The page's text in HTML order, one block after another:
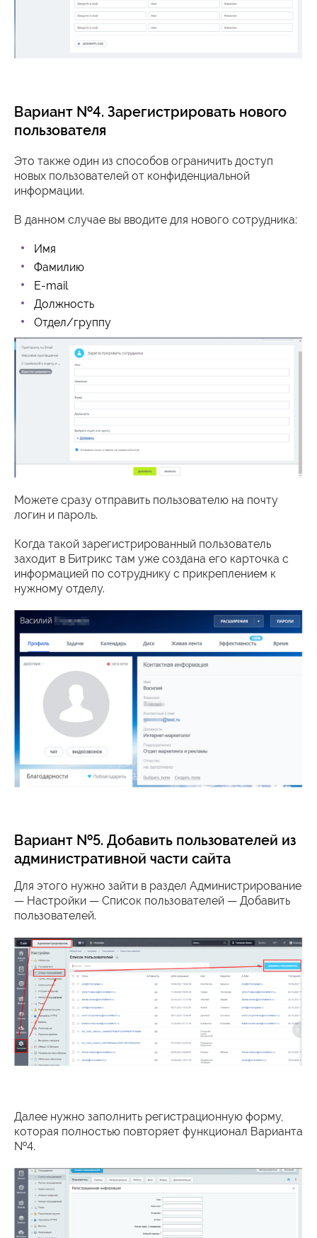
Вариант №4. Зарегистрировать нового
пользователя
Это также один из способов ограничить доступ
новых пользователей от конфиденциальной
информации.
В данном случае вы вводите для нового сотрудника:
Имя
Фамилию
E-mail
Должность
Отдел/группу
Можете сразу отправить пользователю на почту
логин и пароль.
Когда такой зарегистрированный пользователь
заходит в Битрикс там уже создана его карточка с
информацией по сотруднику с прикреплением к
нужному отделу.
Вариант №5. Добавить пользователей из
административной части сайта
Для этого нужно зайти в раздел Администрирование
— Настройки — Список пользователей — Добавить
пользователей.
Далее нужно заполнить регистрационную форму,
которая полностью повторяет функционал Варианта
№4.